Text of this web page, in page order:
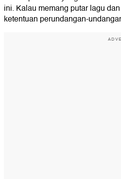
ini. Kalau memang putar lagu
ketentuan perundangan-